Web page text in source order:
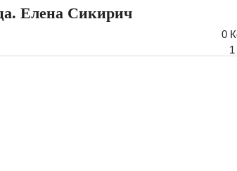
Елена Сикирич
0